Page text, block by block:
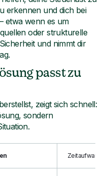
erkennen und dich bei
etwa wenn es um
oder strukturelle
und nimmt dir
passt zu
zeigt sich schnell:
sondern
Zeitaufwand